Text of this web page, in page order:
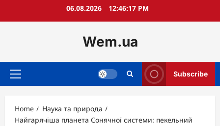
06.08.2026 12:46:18 PM
Wem.ua
Primary
Subscribe
Home
Наука та природа
Найгарячіша планета Сонячної системи: пекельний